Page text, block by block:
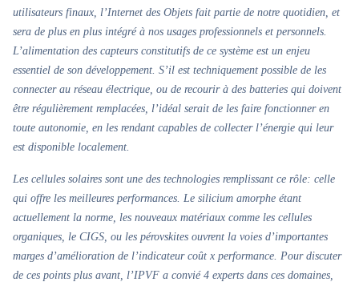
utilisateurs finaux, l’Internet des Objets fait partie de notre quotidien, et
sera de plus en plus intégré à nos usages professionnels et personnels.
L’alimentation des capteurs constitutifs de ce système est un enjeu
essentiel de son développement. S’il est techniquement possible de les
connecter au réseau électrique, ou de recourir à des batteries qui doivent
être régulièrement remplacées, l’idéal serait de les faire fonctionner en
toute autonomie, en les rendant capables de collecter l’énergie qui leur
est disponible localement.
Les cellules solaires sont une des technologies remplissant ce rôle: celle
qui offre les meilleures performances. Le silicium amorphe étant
actuellement la norme, les nouveaux matériaux comme les cellules
organiques, le CIGS, ou les pérovskites ouvrent la voies d’importantes
marges d’amélioration de l’indicateur coût x performance. Pour discuter
de ces points plus avant, l’IPVF a convié 4 experts dans ces domaines,